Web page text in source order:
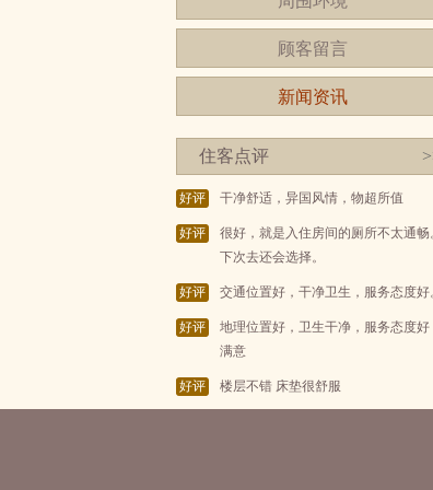
顾客留言
新闻资讯
住客点评
好评 干净舒适，异国风情，物超所值
好评
很好，就是入住房间的厕所不太通畅
下次去还会选择。
好评 交通位置好，干净卫生，服务态度好
好评
地理位置好，卫生干净，服务态度好
满意
好评 楼层不错 床垫很舒服